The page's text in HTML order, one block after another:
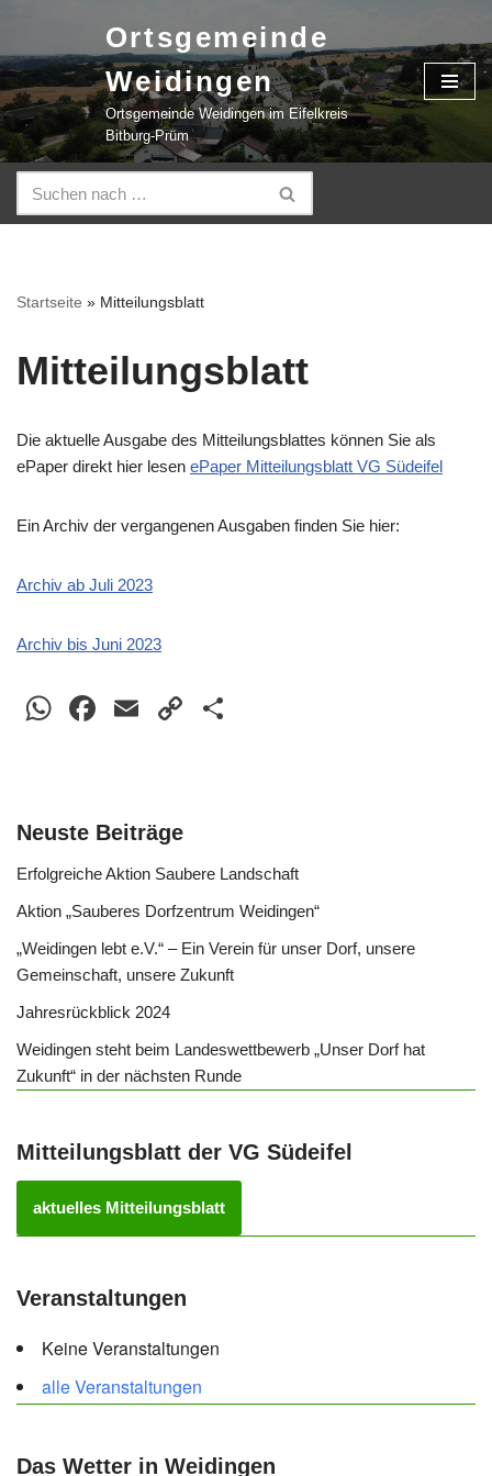
Zum
Inhalt
springen
Ortsgemeinde
Weidingen
Ortsgemeinde Weidingen im Eifelkreis
Bitburg-Prüm
Startseite » Mitteilungsblatt
Mitteilungsblatt
Die aktuelle Ausgabe des Mitteilungsblattes können Sie als
ePaper direkt hier lesen ePaper Mitteilungsblatt VG Südeifel
Ein Archiv der vergangenen Ausgaben finden Sie hier:
Archiv ab Juli 2023
Archiv bis Juni 2023
WhatsApp
Facebook
EmailCopy
Neuste Beiträge
Erfolgreiche Aktion Saubere Landschaft
Aktion „Sauberes Dorfzentrum Weidingen“
„Weidingen lebt e.V.“ – Ein Verein für unser Dorf, unsere
Gemeinschaft, unsere Zukunft
Jahresrückblick 2024
Weidingen steht beim Landeswettbewerb „Unser Dorf hat
Zukunft“ in der nächsten Runde
Mitteilungsblatt der VG Südeifel
aktuelles Mitteilungsblatt
Veranstaltungen
Keine Veranstaltungen
alle Veranstaltungen
Das Wetter in Weidingen